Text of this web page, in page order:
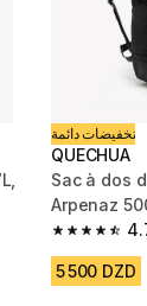
تخفيضات دائمة
QUECHUA
Sac à dos
Arpenaz
4.7 out of
5 500 DZD